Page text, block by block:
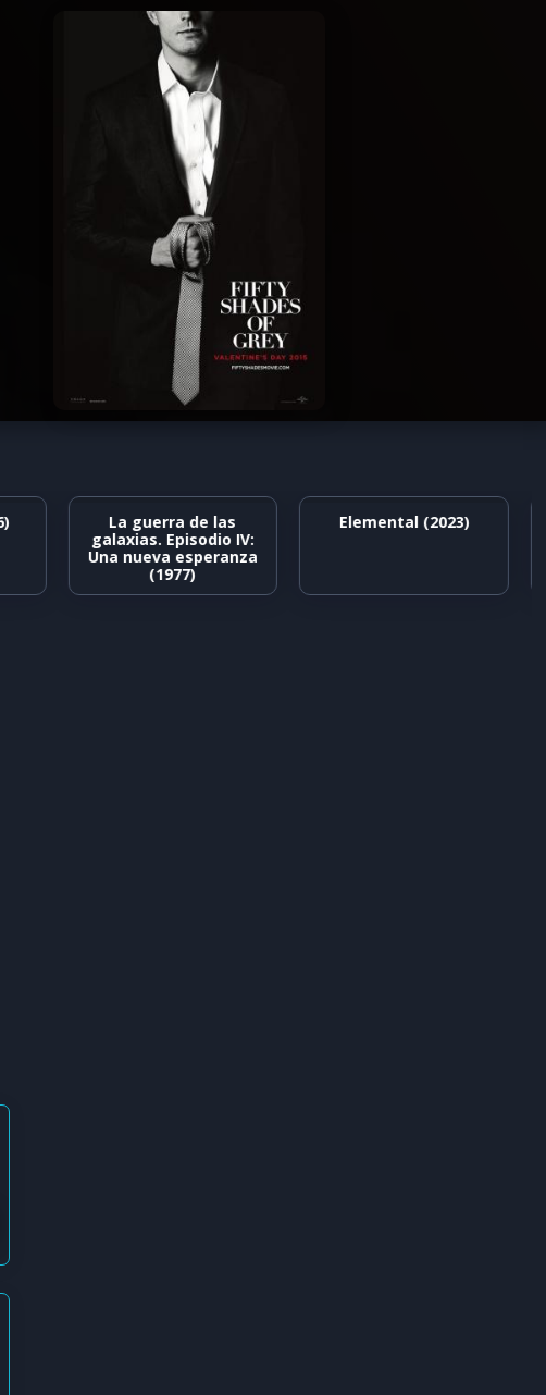
La guerra de las
galaxias. Episodio IV:
Una nueva esperanza
(1977)
Elemental (2023)